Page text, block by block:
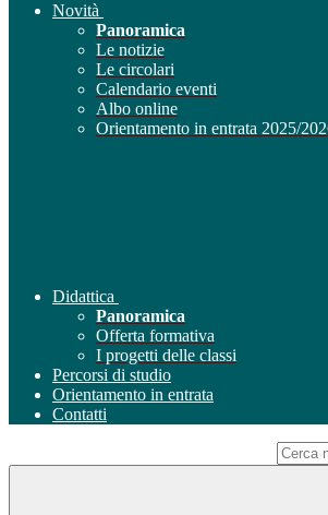
Novità
Panoramica
Le notizie
Le circolari
Calendario eventi
Albo online
Orientamento in entrata 2025/
Didattica
Panoramica
Offerta formativa
I progetti delle classi
Percorsi di studio
Orientamento in entrata
Contatti